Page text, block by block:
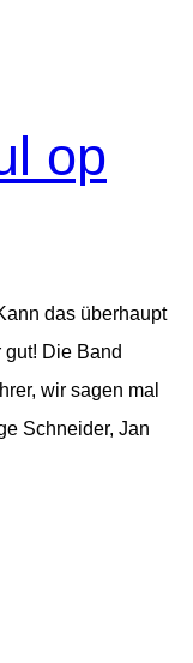
op
das überhaupt
Die Band
wir sagen mal
Schneider, Jan